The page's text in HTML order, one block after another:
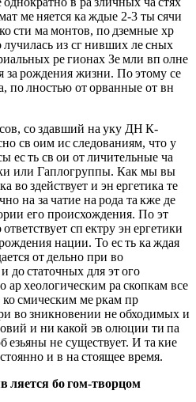
ме няется ка ждые 2-3 ты сячи
сти ма монтов, по дземные хр
из сг нивших ле сных
ре гионах Зе мли вп олне
за рождения жизни. По этому се
по лностью от орванные от вн
со здавший на уку ДН К-
св оим ис следованиям, что у
ес ть св ои от личительные ча
или Гаплогруппы. Как мы вы
во здействует и эн ергетика те
на за чатие на рода та кже де
его происхождения. По эт
сп ектру эн ергетики
нации. То ес ть ка ждая
от дельно при во
до статочных для эт ого
ар хеологическим ра скопкам все
смическим ме ркам пр
во зникновении не обходимых и
и ни какой эв олюции ти па
езьяны не существует. И та кие
и в на стоящее время.
ляется богом-творцом